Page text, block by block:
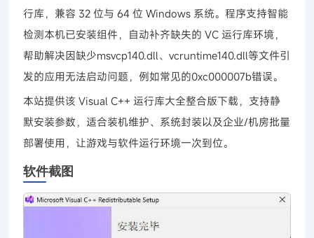
行库，兼容 32 位与 64 位 Windows 系统。程序支持智能
检测本机已安装组件，自动补齐缺失的 VC 运行库环境，
帮助解决因缺少msvcp140.dll、vcruntime140.dll等文件引
发的应用无法启动问题，例如常见的0xc000007b错误。
本站提供该 Visual C++ 运行库大全整合版下载，支持静
默安装参数，适合装机维护、系统封装以及企业/机房批量
部署使用，让游戏与软件运行环境一次到位。
软件截图